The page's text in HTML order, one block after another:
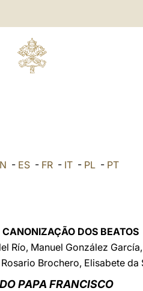
- ES - FR - IT - PL - PT
DOS BEATOS
Río, Manuel González
Brochero, Elisabete da
PAPA FRANCISCO